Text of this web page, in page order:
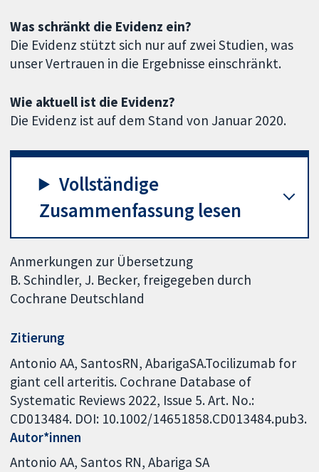
Was schränkt die Evidenz ein?
Die Evidenz stützt sich nur auf zwei Studien, was
unser Vertrauen in die Ergebnisse einschränkt.
Wie aktuell ist die Evidenz?
Die Evidenz ist auf dem Stand von Januar 2020.
Vollständige
Zusammenfassung lesen
Anmerkungen zur Übersetzung
B. Schindler, J. Becker, freigegeben durch
Cochrane Deutschland
Zitierung
Antonio AA, SantosRN, AbarigaSA.Tocilizumab for
giant cell arteritis. Cochrane Database of
Systematic Reviews 2022, Issue 5. Art. No.:
CD013484. DOI: 10.1002/14651858.CD013484.pub3.
Autor*innen
Antonio AA Santos RN Abariga SA